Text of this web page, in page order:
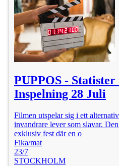
PUPPOS -
Inspelning 28 Juli
Filmen utspelar sig i ett
invandrare lever som slavar.
exklusiv fest där en o
Fika/mat
23/7
STOCKHOLM